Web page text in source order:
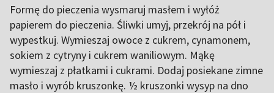
Formę do pieczenia wysmaruj masłem i wyłóż
papierem do pieczenia. Śliwki umyj, przekrój na pół i
wypestkuj. Wymieszaj owoce z cukrem, cynamonem,
sokiem z cytryny i cukrem waniliowym. Mąkę
wymieszaj z płatkami i cukrami. Dodaj posiekane zimne
masło i wyrób kruszonkę. ½ kruszonki wysyp na dno